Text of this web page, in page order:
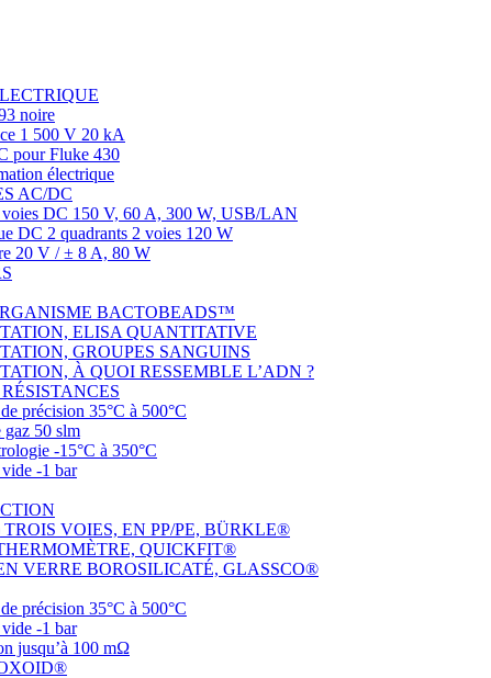
noire
1 500 V 20 kA
pour Fluke 430
électrique
AC/DC
voies DC 150 V, 60 A, 300 W, USB/LAN
DC 2 quadrants 2 voies 120 W
20 V / ± 8 A, 80 W
BACTOBEADS™
ELISA QUANTITATIVE
GROUPES SANGUINS
À QUOI RESSEMBLE L’ADN ?
précision 35°C à 500°C
gaz 50 slm
-15°C à 350°C
-1 bar
VOIES, EN PP/PE, BÜRKLE®
QUICKFIT®
VERRE BOROSILICATÉ, GLASSCO®
précision 35°C à 500°C
-1 bar
jusqu’à 100 mΩ
OXOID®